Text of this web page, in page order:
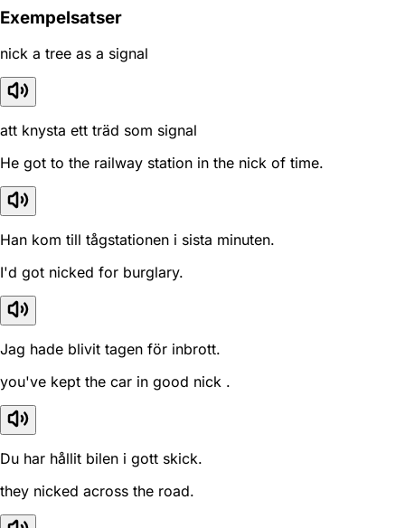
Exempelsatser
nick a tree as a signal
att knysta ett träd som signal
He got to the railway station in the nick of time.
Han kom till tågstationen i sista minuten.
I'd got nicked for burglary.
Jag hade blivit tagen för inbrott.
you've kept the car in good nick .
Du har hållit bilen i gott skick.
they nicked across the road.